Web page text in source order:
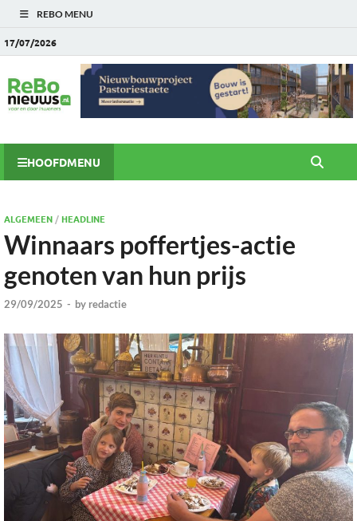
REBO MENU
17/07/2026
HOOFDMENU
ALGEMEEN/ HEADLINE
Winnaars poffertjes-actie
genoten van hun prijs
29/09/2025 - by redactie